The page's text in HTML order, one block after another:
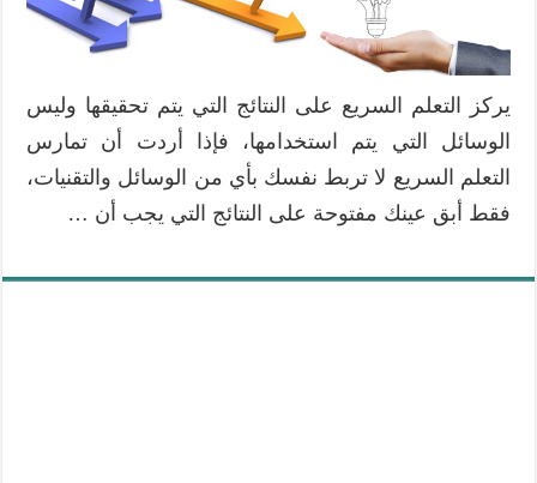
يركز التعلم السريع على النتائج التي يتم تحقيقها وليس
الوسائل التي يتم استخدامها، فإذا أردت أن تمارس
التعلم السريع لا تربط نفسك بأي من الوسائل والتقنيات،
فقط أبق عينك مفتوحة على النتائج التي يجب أن …